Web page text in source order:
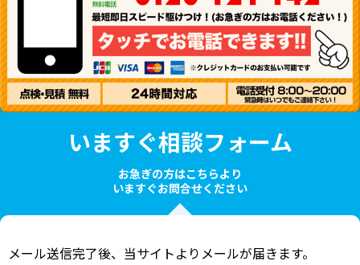
いますぐ相談フォーム
お急ぎの方はこちらより
いますぐお問合せください
メール送信完了後、当サイトよりメールが届きます。